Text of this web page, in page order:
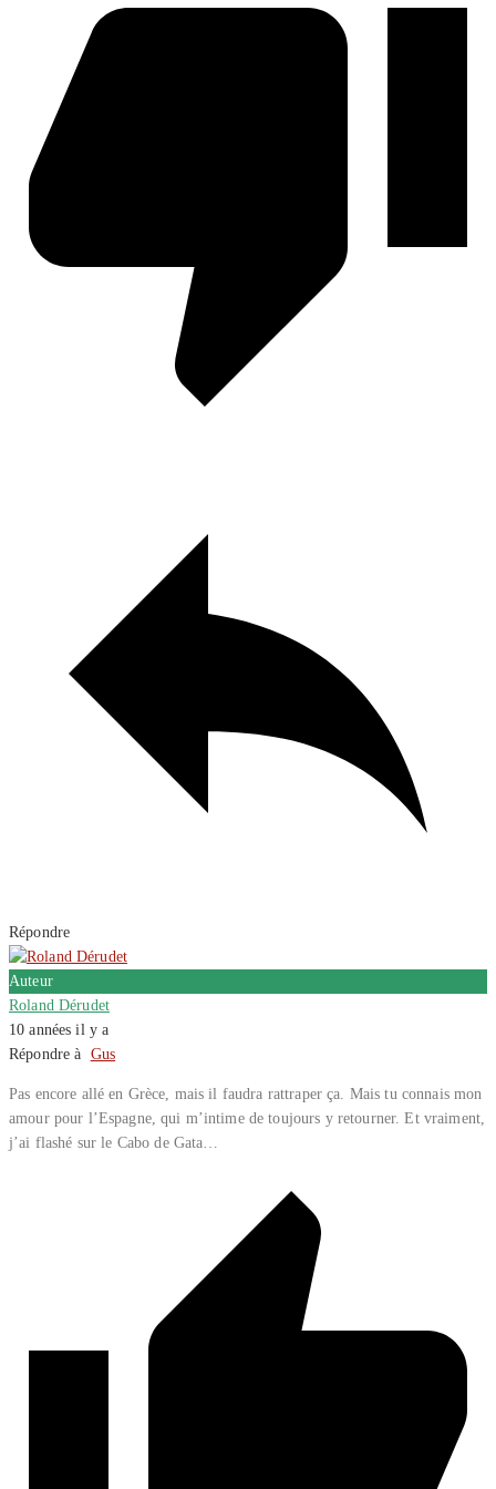
Répondre
Auteur
Roland Dérudet
10 années il y a
Répondre à Gus
Pas encore allé en Grèce, mais il faudra rattraper ça. Mais tu connais mon
amour pour l’Espagne, qui m’intime de toujours y retourner. Et vraiment,
j’ai flashé sur le Cabo de Gata…